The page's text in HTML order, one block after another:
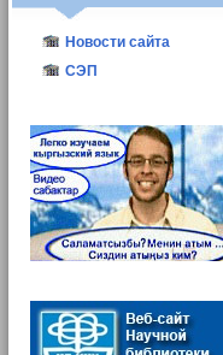
Новости сайта
СЭП
Адресная книга СЭП
Общие сведения о СЭП